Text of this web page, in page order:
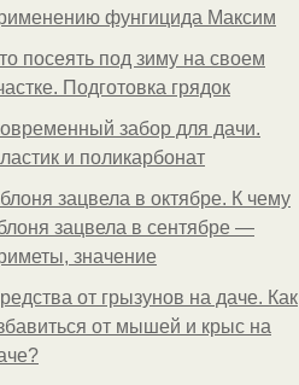
фунгицида Максим
посеять под зиму на своем
Подготовка грядок
забор для дачи.
и поликарбонат
зацвела в октябре. К чему
зацвела в сентябре —
значение
от грызунов на даче. Как
от мышей и крыс на